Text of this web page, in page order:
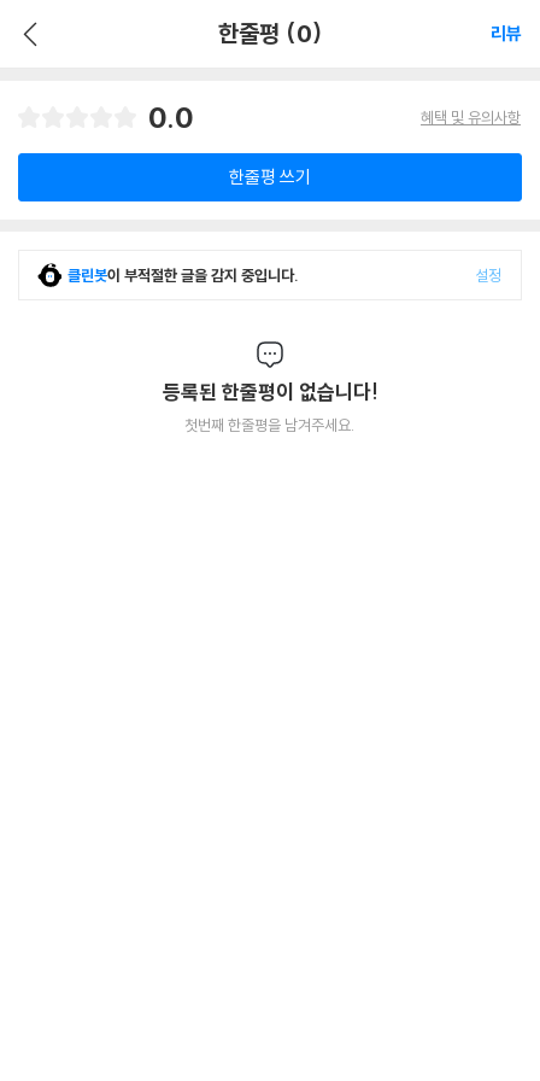
한줄평 (0) 리뷰
0.0 혜택 및 유의사항
한줄평 쓰기
클린봇이 부적절한 글을 감지 중입니다. 설정
등록된 한줄평이 없습니다!
첫번째 한줄평을 남겨주세요.